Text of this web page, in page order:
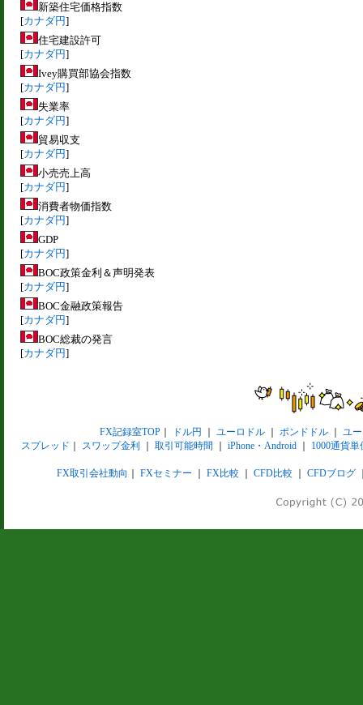
新築住宅価格指数
[カナダ円]
住宅建設許可
[カナダ円]
Ivey購買部協会指数
[カナダ円]
失業率
[カナダ円]
貿易収支
[カナダ円]
小売売上高
[カナダ円]
消費者物価指数
[カナダ円]
GDP
[カナダ円]
BOC政策金利＆声明発表
[カナダ円]
BOC金融政策報告
[カナダ円]
BOC総裁の発言
[カナダ円]
FX記録室TOP｜ ドル円 ユーロドル｜ ポンドドル｜ ユ
スプレッド
スワップ金利 取引可能時間 iPhone・Android 1000通貨単
FX取引会社動向 FXセミナー FX比較 CFD比較 CFDブログ